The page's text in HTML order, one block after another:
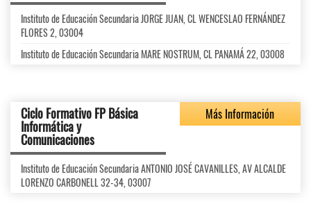
Instituto de Educación Secundaria JORGE JUAN, CL WENCESLAO FERNÁNDEZ
FLORES 2, 03004
Instituto de Educación Secundaria MARE NOSTRUM, CL PANAMÁ 22, 03008
Ciclo Formativo FP Básica
Informática y
Comunicaciones
Más Información
Instituto de Educación Secundaria ANTONIO JOSÉ CAVANILLES, AV ALCALDE
LORENZO CARBONELL 32-34, 03007